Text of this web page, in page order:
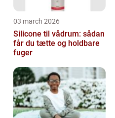
03 march 2026
Silicone til vådrum: sådan
får du tætte og holdbare
fuger